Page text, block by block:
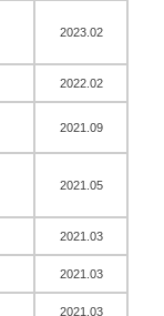
2023.02
2022.02
2021.09
2021.05
2021.03
2021.03
2021.03